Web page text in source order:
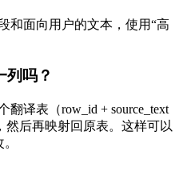
和面向用户的文本，使用“高
列吗？
译表（row_id + source_text
然后再映射回原表。这样可以